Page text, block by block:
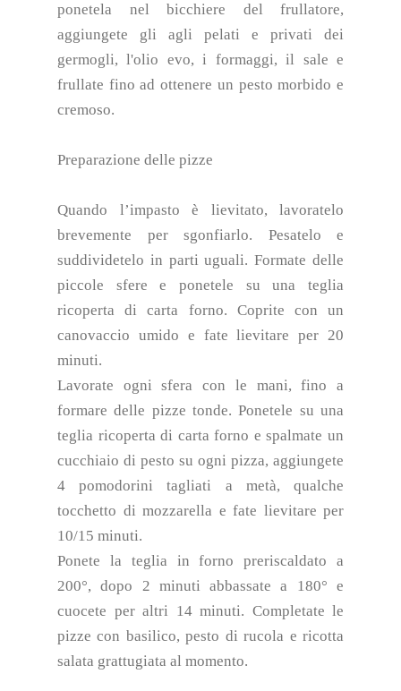
ponetela nel bicchiere del frullatore,
aggiungete gli agli pelati e privati dei
germogli, l'olio evo, i formaggi, il sale e
frullate fino ad ottenere un pesto morbido e
cremoso.
Preparazione delle pizze
Quando l’impasto è lievitato, lavoratelo
brevemente per sgonfiarlo. Pesatelo e
suddividetelo in parti uguali. Formate delle
piccole sfere e ponetele su una teglia
ricoperta di carta forno. Coprite con un
canovaccio umido e fate lievitare per 20
minuti.
Lavorate ogni sfera con le mani, fino a
formare delle pizze tonde. Ponetele su una
teglia ricoperta di carta forno e spalmate un
cucchiaio di pesto su ogni pizza, aggiungete
4 pomodorini tagliati a metà, qualche
tocchetto di mozzarella e fate lievitare per
10/15 minuti.
Ponete la teglia in forno preriscaldato a
200°, dopo 2 minuti abbassate a 180° e
cuocete per altri 14 minuti. Completate le
pizze con basilico, pesto di rucola e ricotta
salata grattugiata al momento.